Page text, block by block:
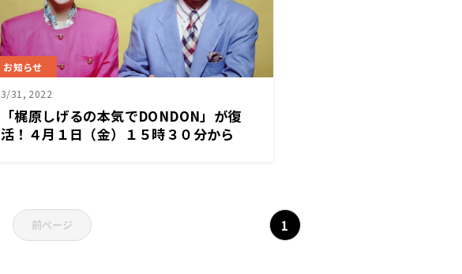
お知らせ
3/31, 2022
「梶原しげるの本気でDONDON」が復
活！４月１日（金）１５時３０分から
前ページ 1